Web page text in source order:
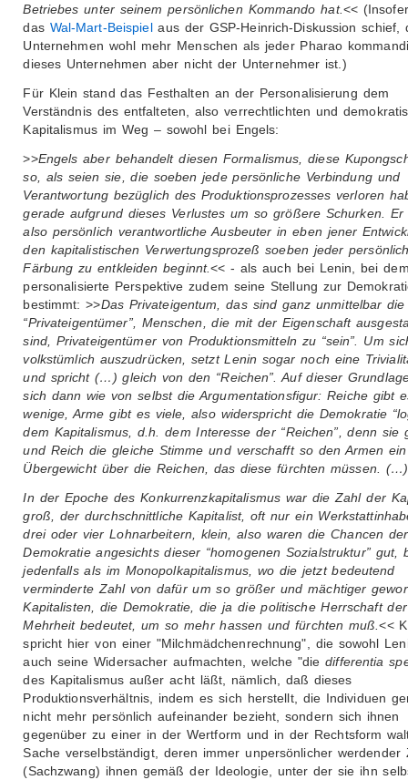
Betriebes unter seinem persönlichen Kommando hat.<<
das Wal-Mart-Beispielaus der GSP-Heinrich-Diskussion schief,
Unternehmen wohl mehr Menschen als jeder Pharao
dieses Unternehmen aber nicht der Unternehmer ist.)
Für Klein stand das Festhalten an der Personalisierung dem
Verständnis des entfalteten, also verrechtlichten und
Kapitalismus im Weg – sowohl bei Engels:
>>Engels aber behandelt diesen Formalismus, diese
so, als seien sie, die soeben jede persönliche Verbindung und
Verantwortung bezüglich des Produktionsprozesses verloren
gerade aufgrund dieses Verlustes um so größere Schurken. Er
also persönlich verantwortliche Ausbeuter in eben jener
den kapitalistischen Verwertungsprozeß soeben jeder
Färbung zu entkleiden beginnt.<< - als auch bei Lenin, bei
personalisierte Perspektive zudem seine Stellung zur
bestimmt: >>Das Privateigentum, das sind ganz unmittelbar die
“Privateigentümer”, Menschen, die mit der Eigenschaft
sind, Privateigentümer von Produktionsmitteln zu “sein”. Um
volkstümlich auszudrücken, setzt Lenin sogar noch eine
und spricht (…) gleich von den “Reichen”. Auf dieser
sich dann wie von selbst die Argumentationsfigur: Reiche gibt
wenige, Arme gibt es viele, also widerspricht die Demokratie
dem Kapitalismus, d.h. dem Interesse der “Reichen”, denn sie
und Reich die gleiche Stimme und verschafft so den Armen ein
Übergewicht über die Reichen, das diese fürchten müssen. (…)
In der Epoche des Konkurrenzkapitalismus war die Zahl der
groß, der durchschnittliche Kapitalist, oft nur ein
drei oder vier Lohnarbeitern, klein, also waren die Chancen der
Demokratie angesichts dieser “homogenen Sozialstruktur” gut,
jedenfalls als im Monopolkapitalismus, wo die jetzt bedeutend
verminderte Zahl von dafür um so größer und mächtiger
Kapitalisten, die Demokratie, die ja die politische Herrschaft der
Mehrheit bedeutet, um so mehr hassen und fürchten muß.<<
spricht hier von einer "Milchmädchenrechnung", die sowohl
auch seine Widersacher aufmachten, welche "diedifferentia
des Kapitalismus außer acht läßt, nämlich, daß dieses
Produktionsverhältnis, indem es sich herstellt, die Individuen
nicht mehr persönlich aufeinander bezieht, sondern sich ihnen
gegenüber zu einer in der Wertform und in der Rechtsform
Sache verselbständigt, deren immer unpersönlicher werdender
(Sachzwang) ihnen gemäß der Ideologie, unter der sie ihn